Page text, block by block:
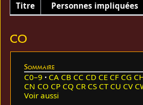
Titre Personnes impliquées
CO
Sommaire
C0–9 CA CB CC CD CE CF CG
CN CO CP CQ CR CS CT CU CV
Voir aussi